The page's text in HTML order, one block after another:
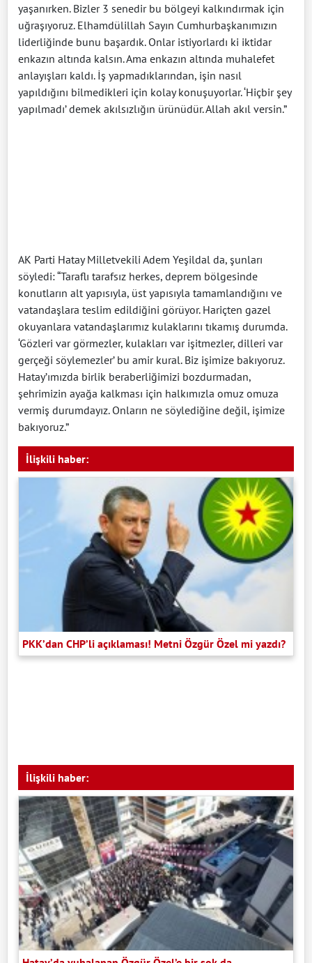
yaşanırken. Bizler 3 senedir bu bölgeyi kalkındırmak için
uğraşıyoruz. Elhamdülillah Sayın Cumhurbaşkanımızın
liderliğinde bunu başardık. Onlar istiyorlardı ki iktidar
enkazın altında kalsın. Ama enkazın altında muhalefet
anlayışları kaldı. İş yapmadıklarından, işin nasıl
yapıldığını bilmedikleri için kolay konuşuyorlar. ‘Hiçbir şey
yapılmadı’ demek akılsızlığın ürünüdür. Allah akıl versin.”
AK Parti Hatay Milletvekili Adem Yeşildal da, şunları
söyledi: “Taraflı tarafsız herkes, deprem bölgesinde
konutların alt yapısıyla, üst yapısıyla tamamlandığını ve
vatandaşlara teslim edildiğini görüyor. Hariçten gazel
okuyanlara vatandaşlarımız kulaklarını tıkamış durumda.
‘Gözleri var görmezler, kulakları var işitmezler, dilleri var
gerçeği söylemezler’ bu amir kural. Biz işimize bakıyoruz.
Hatay’ımızda birlik beraberliğimizi bozdurmadan,
şehrimizin ayağa kalkması için halkımızla omuz omuza
vermiş durumdayız. Onların ne söylediğine değil, işimize
bakıyoruz.”
İlişkili haber:
PKK’dan CHP’li açıklaması! Metni Özgür Özel mi yazdı?
İlişkili haber: